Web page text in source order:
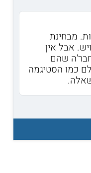
מבחינת
אבל אין
שהם
כמו הסטיגמה